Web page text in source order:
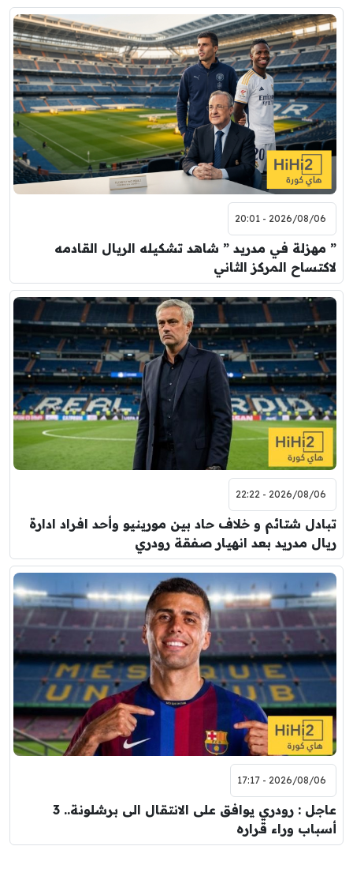
2026/08/06 - 20:01
” مهزلة في مدريد ” شاهد تشكيله الريال القادمه
لاكتساح المركز الثاني
2026/08/06 - 22:22
تبادل شتائم و خلاف حاد بين مورينيو وأحد افراد ادارة
ريال مدريد بعد انهيار صفقة رودري
2026/08/06 - 17:17
عاجل : رودري يوافق على الانتقال الى برشلونة.. 3
أسباب وراء قراره